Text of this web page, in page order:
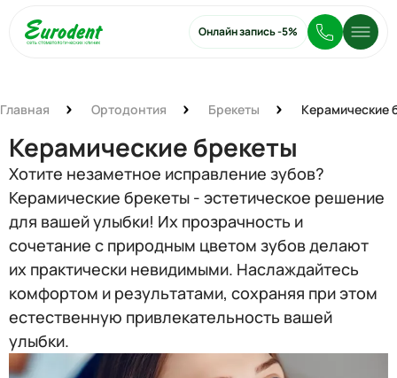
Онлайн запись-5%
Главная Ортодонтия Брекеты Керамические
Керамические брекеты
Хотите незаметное исправление зубов?
Керамические брекеты - эстетическое решение
для вашей улыбки! Их прозрачность и
сочетание с природным цветом зубов делают
их практически невидимыми. Наслаждайтесь
комфортом и результатами, сохраняя при этом
естественную привлекательность вашей
улыбки.